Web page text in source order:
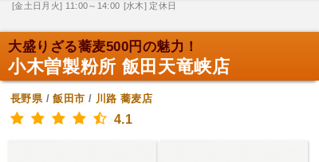
[金土日月火] 11:00～14:00 [水木] 定休日
大盛りざる蕎麦500円の魅力！
小木曽製粉所 飯田天竜峡店
長野県/飯田市 / 川路 蕎麦店
4.1